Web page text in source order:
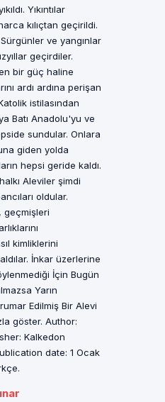
Yıkıntılar
kılıçtan geçirildi.
Sürgünler ve yangınlar
geçirdiler.
bir güç haline
ardı ardına perişan
istilasından
Batı Anadolu'yu ve
sundular. Onlara
giden yolda
hepsi geride kaldı.
Aleviler şimdi
oldular.
geçmişleri
kimliklerini
İnkar üzerlerine
İçin Bugün
Yarın
Edilmiş Bir Alevi
göster. Author:
Kalkedon
date: 1 Ocak